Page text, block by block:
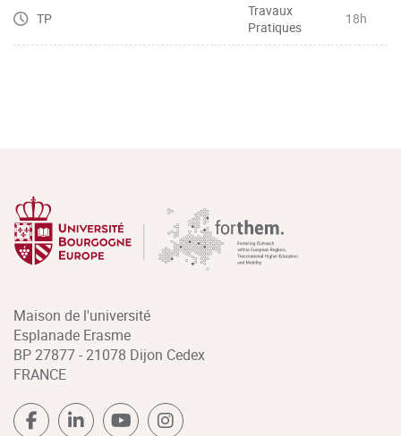
TP
Travaux
Pratiques
18h
Maison de l'université
Esplanade Erasme
BP 27877 - 21078 Dijon Cedex
FRANCE